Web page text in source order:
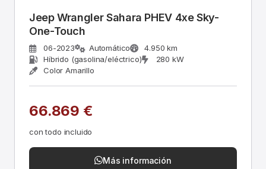
Jeep Wrangler Sahara PHEV 4xe Sky-
One-Touch
06-2023 Automático
4.950 km
Híbrido (gasolina/eléctrico)
280 kW
Color Amarillo
66.869 €
con todo incluido
Más información